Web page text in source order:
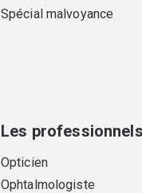
Spécial malvoyance
Les
Opticien
Ophtalmologiste